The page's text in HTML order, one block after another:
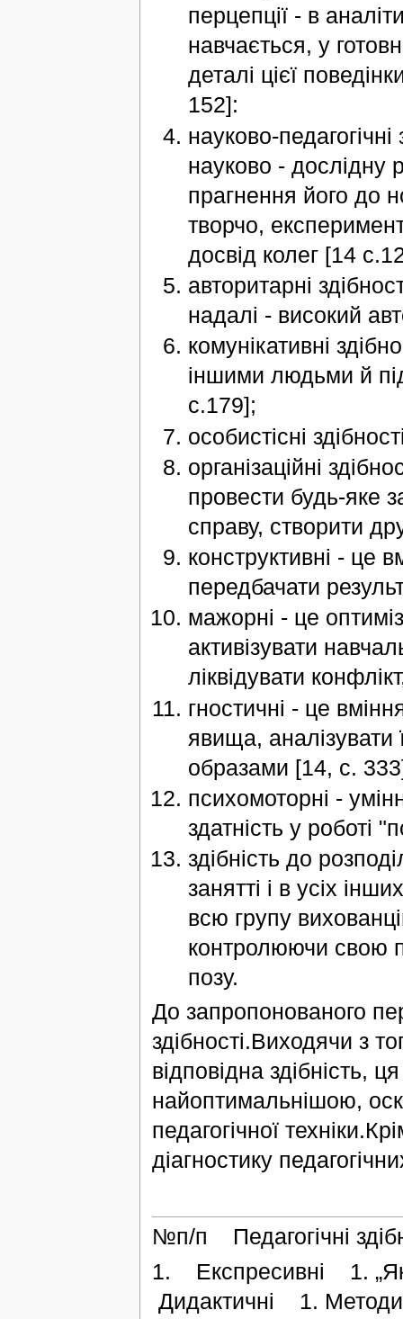
перцепції - в
навчається, у
деталі цієї
152]:
науково-
науково - дослідну
прагнення його до
творчо,
досвід колег [14
авторитарні
надалі - високий
комунікативні
іншими людьми й
с.179];
особистісні
організаційні
провести будь-яке
справу, створити
конструктивні - це
передбачати
мажорні - це
активізувати
ліквідувати
гностичні - це
явища, аналізувати
образами [14, с.
психомоторні -
здатність у роботі
здібність до
занятті і в усіх
всю групу
контролюючи свою
позу.
До запропонованого
здібності.Виходячи з
відповідна здібність,
найоптимальнішою,
педагогічної
діагностику
№п/п Педагогічні
1. Експресивні 1.
Дидактичні 1.